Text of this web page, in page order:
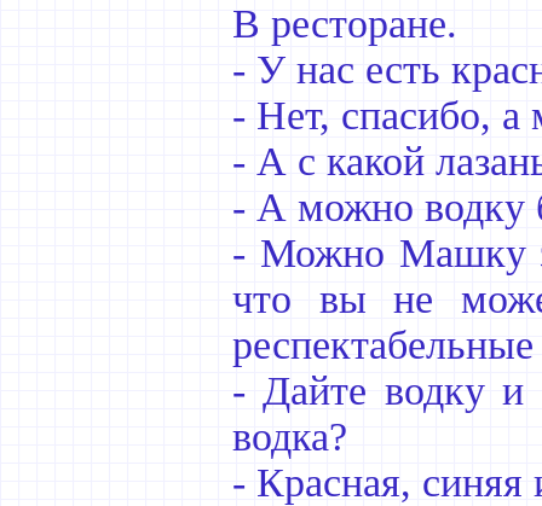
В ресторане.
- У нас есть
- Нет, спасибо, а
- А с какой
- А можно водку
- Можно Машку
что вы не
- Дайте водку и
водка?
- Красная, синяя